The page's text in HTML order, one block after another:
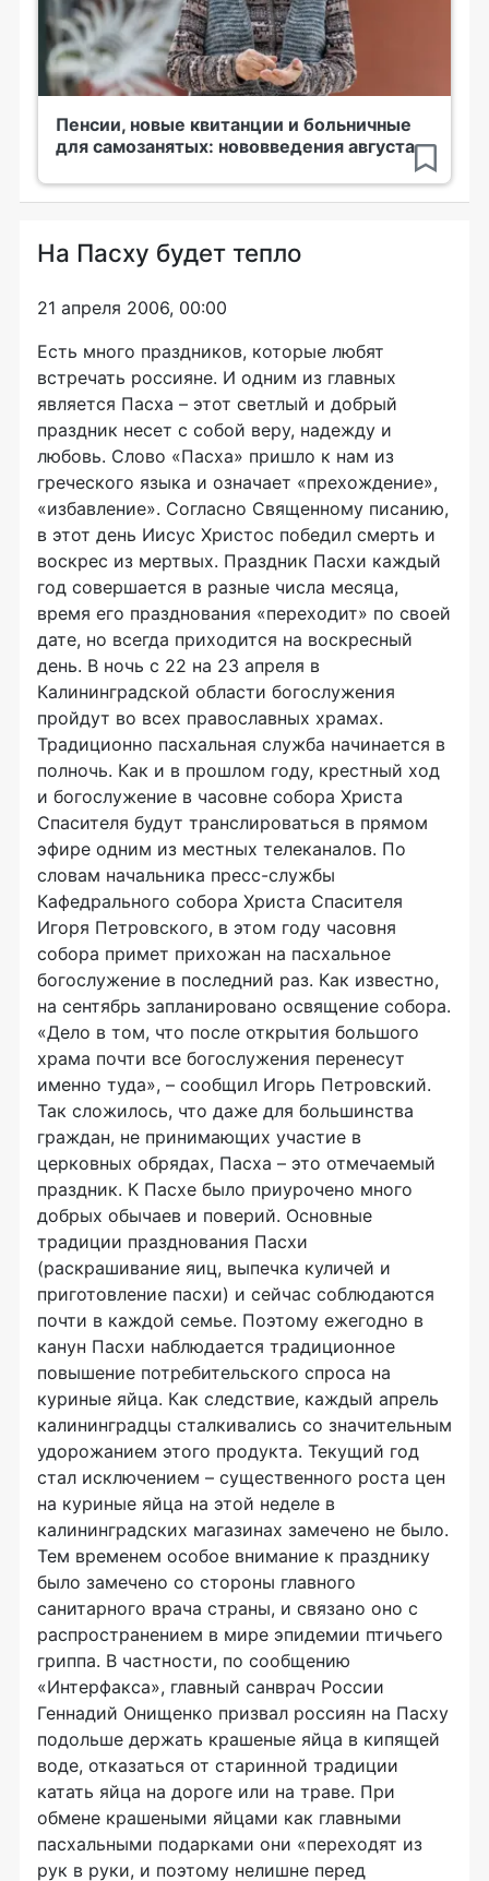
Пенсии, новые квитанции и больничные
для самозанятых: нововведения августа
На Пасху будет тепло
21 апреля 2006, 00:00
Есть много праздников, которые любят
встречать россияне. И одним из главных
является Пасха – этот светлый и добрый
праздник несет с собой веру, надежду и
любовь. Слово «Пасха» пришло к нам из
греческого языка и означает «прехождение»,
«избавление». Согласно Священному писанию,
в этот день Иисус Христос победил смерть и
воскрес из мертвых. Праздник Пасхи каждый
год совершается в разные числа месяца,
время его празднования «переходит» по своей
дате, но всегда приходится на воскресный
день. В ночь с 22 на 23 апреля в
Калининградской области богослужения
пройдут во всех православных храмах.
Традиционно пасхальная служба начинается в
полночь. Как и в прошлом году, крестный ход
и богослужение в часовне собора Христа
Спасителя будут транслироваться в прямом
эфире одним из местных телеканалов. По
словам начальника пресс-службы
Кафедрального собора Христа Спасителя
Игоря Петровского, в этом году часовня
собора примет прихожан на пасхальное
богослужение в последний раз. Как известно,
на сентябрь запланировано освящение собора.
«Дело в том, что после открытия большого
храма почти все богослужения перенесут
именно туда», – сообщил Игорь Петровский.
Так сложилось, что даже для большинства
граждан, не принимающих участие в
церковных обрядах, Пасха – это отмечаемый
праздник. К Пасхе было приурочено много
добрых обычаев и поверий. Основные
традиции празднования Пасхи
(раскрашивание яиц, выпечка куличей и
приготовление пасхи) и сейчас соблюдаются
почти в каждой семье. Поэтому ежегодно в
канун Пасхи наблюдается традиционное
повышение потребительского спроса на
куриные яйца. Как следствие, каждый апрель
калининградцы сталкивались со значительным
удорожанием этого продукта. Текущий год
стал исключением – существенного роста цен
на куриные яйца на этой неделе в
калининградских магазинах замечено не было.
Тем временем особое внимание к празднику
было замечено со стороны главного
санитарного врача страны, и связано оно с
распространением в мире эпидемии птичьего
гриппа. В частности, по сообщению
«Интерфакса», главный санврач России
Геннадий Онищенко призвал россиян на Пасху
подольше держать крашеные яйца в кипящей
воде, отказаться от старинной традиции
катать яйца на дороге или на траве. При
обмене крашеными яйцами как главными
пасхальными подарками они «переходят из
рук в руки, и поэтому нелишне перед